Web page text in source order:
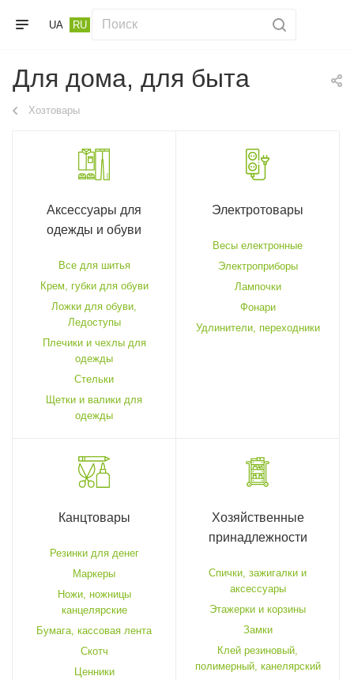
UA RU
Для дома, для быта
Хозтовары
Аксессуары для
одежды и обуви
Все для шитья
Крем, губки для обуви
Ложки для обуви,
Ледоступы
Плечики и чехлы для
одежды
Стельки
Щетки и валики для
одежды
Электротовары
Весы електронные
Электроприборы
Лампочки
Фонари
Удлинители, переходники
Канцтовары
Резинки для денег
Маркеры
Ножи, ножницы
канцелярские
Бумага, кассовая лента
Скотч
Ценники
Хозяйственные
принадлежности
Спички, зажигалки и
аксессуары
Этажерки и корзины
Замки
Клей резиновый,
полимерный, канелярский